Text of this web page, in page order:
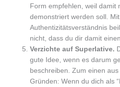
Form empfehlen, weil damit
demonstriert werden soll.
Authentizitätsverständnis
nicht, dass du dir damit
Verzichte auf Superlative.
gute Idee, wenn es darum
beschreiben. Zum einen
Gründen: Wenn du dich als